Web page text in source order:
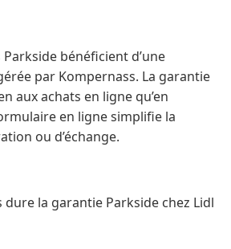
bénéficient d’une
par Kompernass. La garantie
aux achats en ligne qu’en
en ligne simplifie la
ou d’échange.
dure la garantie Parkside chez Lidl